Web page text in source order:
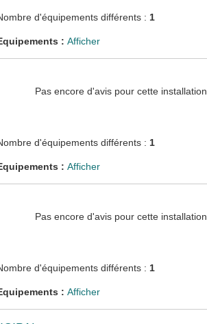
d'équipements différents : 1
: Afficher
Pas encore d'avis pour cette installation.
d'équipements différents : 1
: Afficher
Pas encore d'avis pour cette installation.
d'équipements différents : 1
: Afficher